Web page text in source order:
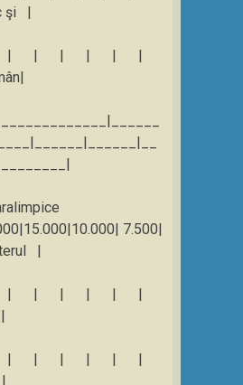
şi |
| | | |
7.500|
|
| | | |
| | | |